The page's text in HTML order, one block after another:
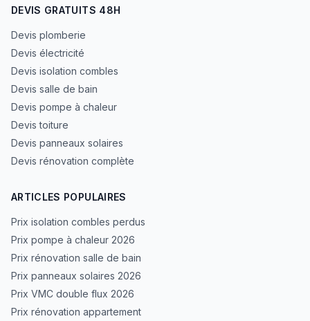
DEVIS GRATUITS 48H
Devis plomberie
Devis électricité
Devis isolation combles
Devis salle de bain
Devis pompe à chaleur
Devis toiture
Devis panneaux solaires
Devis rénovation complète
ARTICLES POPULAIRES
Prix isolation combles perdus
Prix pompe à chaleur 2026
Prix rénovation salle de bain
Prix panneaux solaires 2026
Prix VMC double flux 2026
Prix rénovation appartement